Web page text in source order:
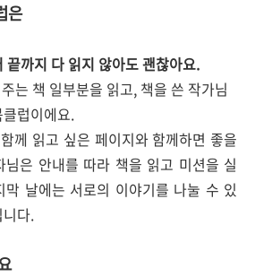
은
끝까지 다 읽지 않아도 괜찮아요.
는 책 일부분을 읽고, 책을 쓴 작가님
럽이에요.
께 읽고 싶은 페이지와 함께하면 좋을
님은 안내를 따라 책을 읽고 미션을 실
막 날에는 서로의 이야기를 나눌 수 있
다.